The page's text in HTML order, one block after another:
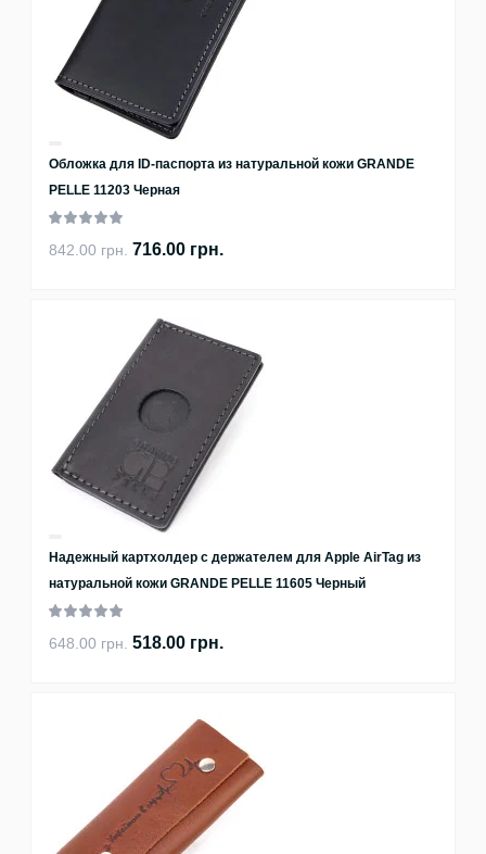
Обложка для ID-паспорта из натуральной кожи GRANDE
PELLE 11203 Черная
842.00 грн. 716.00 грн.
Надежный картхолдер с держателем для Apple AirTag из
натуральной кожи GRANDE PELLE 11605 Черный
648.00 грн. 518.00 грн.